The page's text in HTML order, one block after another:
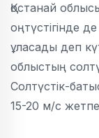
Қостанай
оңтүстігінде
ұласады деп
облыстың
Солтүстік-
15-20 м/с